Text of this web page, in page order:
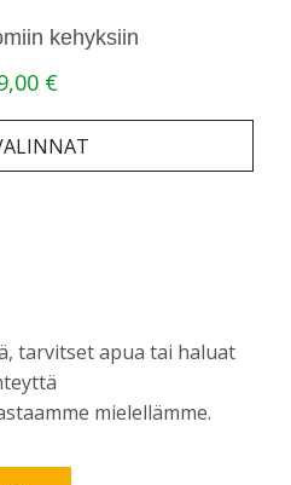
kehyksiin
€
tarvitset apua tai haluat
mielellämme.